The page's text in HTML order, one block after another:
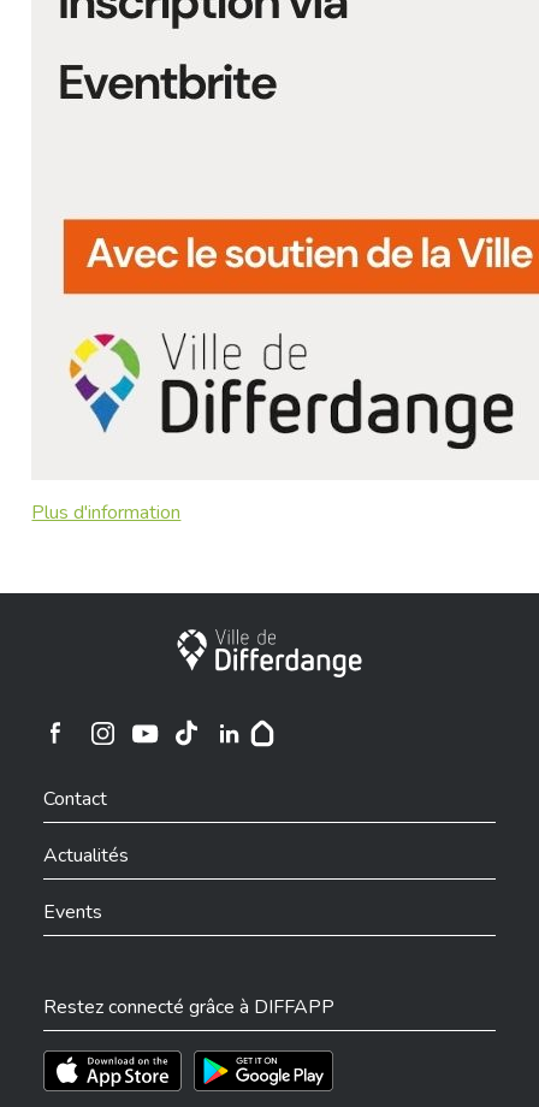
Plus d'information
Ville de Differdange
Ville de Differdange sur Instagram
Contact
Actualités
Events
Restez connecté grâce à DIFFAPP
Téléchargez l'app sur l'App StoreTéléchargez l'app sur Play Store